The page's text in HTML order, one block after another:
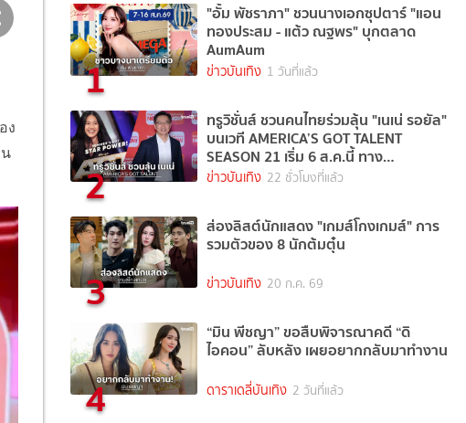
ง
1
"อั้ม พัชราภา" ชวนนางเอกซุปตาร์ "แอน
ทองประสม - แต้ว ณฐพร" บุกตลาด
AumAum
ข่าวบันเทิง 1 วันที่แล้ว
2
ทรูวิชั่นส์ ชวนคนไทยร่วมลุ้น "เนเน่ รอยัล"
บนเวที AMERICA’S GOT TALENT
SEASON 21 เริ่ม 6 ส.ค.นี้ ทาง
TrueVisions NOW
ข่าวบันเทิง 22 ชั่วโมงที่แล้ว
3
ส่องลิสต์นักแสดง "เกมส์โกงเกมส์" การ
รวมตัวของ 8 นักต้มตุ๋น
ข่าวบันเทิง 20 ก.ค. 69
4
“มิน พีชญา” ขอสืบพิจารณาคดี “ดิ
ไอคอน” ลับหลัง เผยอยากกลับมาทำงาน
ดาราเดลี่บันเทิง 2 วันที่แล้ว